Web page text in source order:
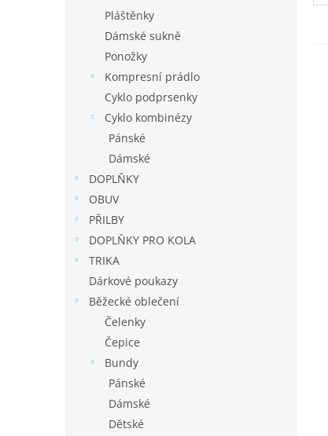
Pláštěnky
Dámské sukně
Ponožky
Kompresní prádlo
Cyklo podprsenky
Cyklo kombinézy
Pánské
Dámské
DOPLŇKY
OBUV
PŘILBY
DOPLŇKY PRO KOLA
TRIKA
Dárkové poukazy
Běžecké oblečení
Čelenky
Čepice
Bundy
Pánské
Dámské
Dětské